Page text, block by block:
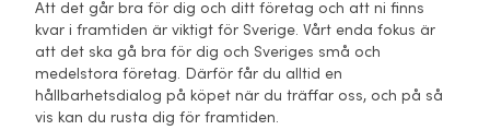
Att det går bra för dig och ditt företag och att ni finns
kvar i framtiden är viktigt för Sverige. Vårt enda fokus är
att det ska gå bra för dig och Sveriges små och
medelstora företag. Därför får du alltid en
hållbarhetsdialog på köpet när du träffar oss, och på så
vis kan du rusta dig för framtiden.